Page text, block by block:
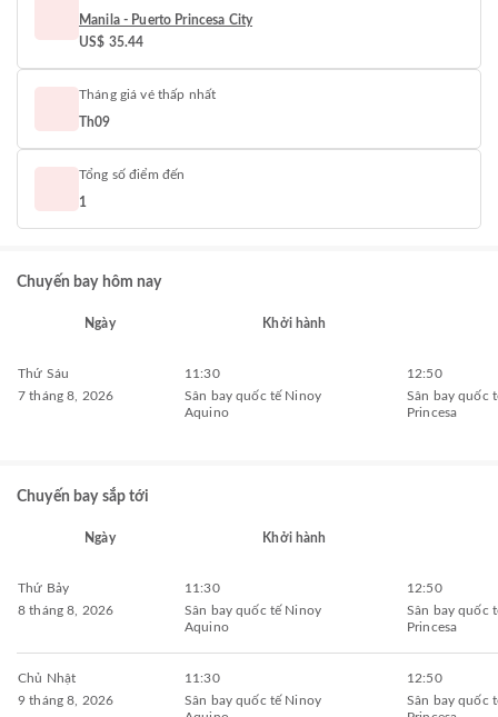
Manila - Puerto Princesa City
US$ 35.44
Tháng giá vé thấp nhất
Th09
Tổng số điểm đến
1
Chuyến bay hôm nay
Ngày Khởi hành
Thứ Sáu
7 tháng 8, 2026
11:30
Sân bay quốc tế Ninoy
Aquino
12:50
Sân bay quốc
Princesa
Chuyến bay sắp tới
Ngày Khởi hành
Thứ Bảy
8 tháng 8, 2026
11:30
Sân bay quốc tế Ninoy
Aquino
12:50
Sân bay quốc
Princesa
Chủ Nhật
9 tháng 8, 2026
11:30
Sân bay quốc tế Ninoy
12:50
Sân bay quốc